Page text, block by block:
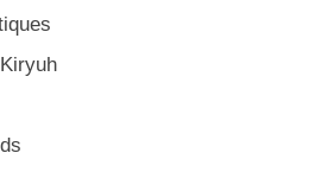
寄り添う品々をキュレート。それぞれの
のインスピレーションを重ね、暮らし
リングをご提案しています。 casa rua [
張町2-14-20 八百萬本舗 内 casa rua / A